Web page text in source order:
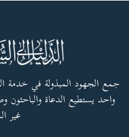
جمع الجهود المبذولة في خدمة
واحد يستطيع الدعاة والباحثون
غير